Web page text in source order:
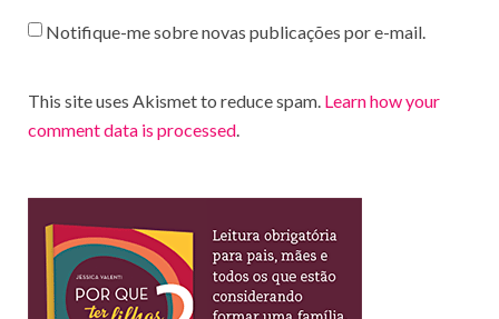
Notifique-me sobre novas publicações por e-mail.
This site uses Akismet to reduce spam. Learn how your
comment data is processed.